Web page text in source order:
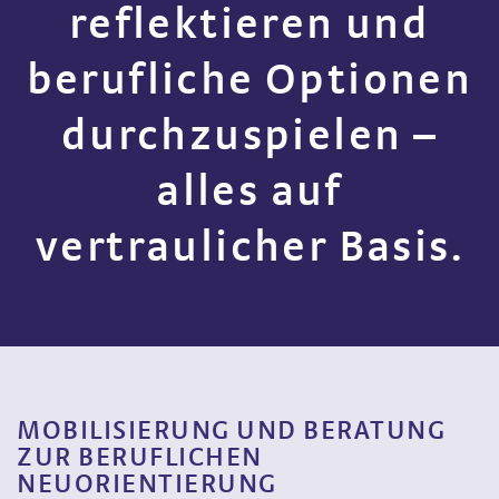
reflektieren und
berufliche Optionen
durchzuspielen –
alles auf
vertraulicher Basis.
MOBILISIERUNG UND BERATUNG
ZUR BERUFLICHEN
NEUORIENTIERUNG